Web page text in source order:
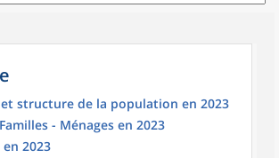
structure de la population en 2023
- Ménages en 2023
2023